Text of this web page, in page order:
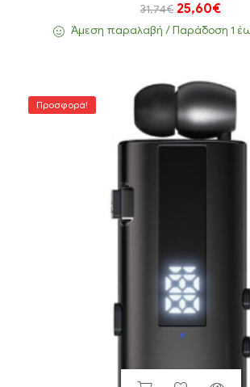
31,74€ 25,60€
Άμεση παραλαβή / Παράδoση 1
Προσφορά!